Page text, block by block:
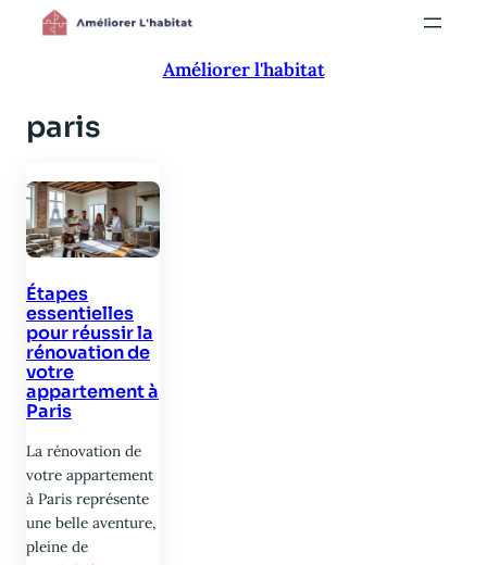
Aller
Améliorer l'habitat
paris
Étapes
essentielles
pour réussir la
rénovation de
votre
appartement à
Paris
La rénovation de
votre appartement
à Paris représente
une belle aventure,
pleine de